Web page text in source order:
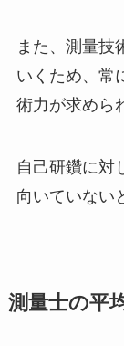
また、測量技
いくため、常
術力が求めら
自己研鑽に対
向いていない
測量士の平